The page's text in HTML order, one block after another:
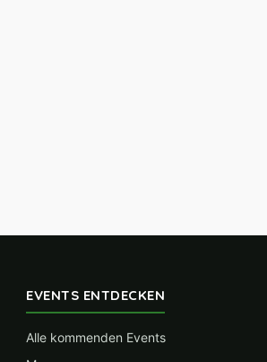
EVENTS ENTDECKEN
Alle kommenden Events